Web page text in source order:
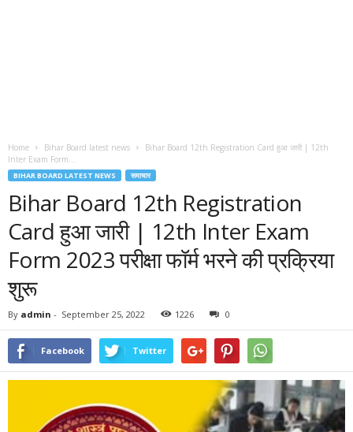
Home Bihar Board latest news
Bihar Board 12th Registration Card हुआ जारी | 12th
Inter Exam Form...
BIHAR BOARD LATEST NEWS समाचार
Bihar Board 12th Registration
Card हुआ जारी | 12th Inter Exam
Form 2023 परीक्षा फॉर्म भरने की प्रक्रिया
शुरू
By admin - September 25, 2022 1226 0
Facebook Twitter